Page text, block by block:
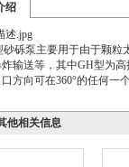
绍
砂砾泵主要用于由于颗粒
输送等，其中GH型为
方向可在360°的任何一
他相关信息